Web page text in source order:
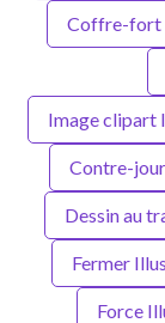
Coffre-fort
Image clipart
Contre-
Dessin au
Fermer
Force